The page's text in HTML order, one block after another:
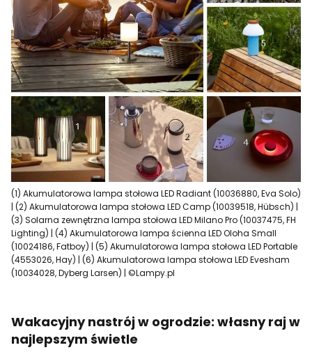
(1) Akumulatorowa lampa stołowa LED Radiant (10036880, Eva Solo)
| (2) Akumulatorowa lampa stołowa LED Camp (10039518, Hübsch) |
(3) Solarna zewnętrzna lampa stołowa LED Milano Pro (10037475, FH
Lighting) | (4) Akumulatorowa lampa ścienna LED Oloha Small
(10024186, Fatboy) | (5) Akumulatorowa lampa stołowa LED Portable
(4553026, Hay) | (6) Akumulatorowa lampa stołowa LED Evesham
(10034028, Dyberg Larsen) | ©Lampy.pl
Wakacyjny nastrój w ogrodzie: własny raj w
najlepszym świetle